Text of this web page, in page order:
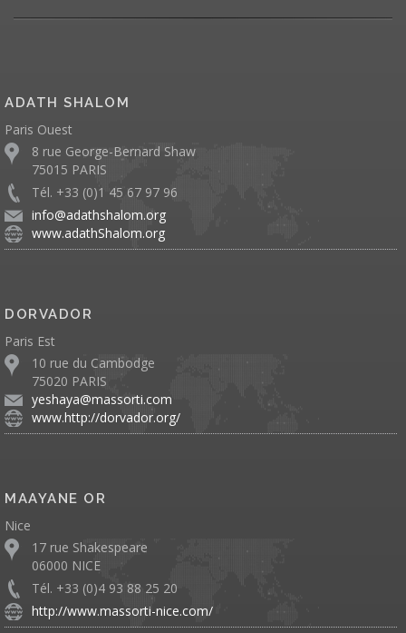
ADATH SHALOM
Paris Ouest
8 rue George-Bernard Shaw
75015 PARIS
Tél. +33 (0)1 45 67 97 96
info@adathshalom.org
www.adathShalom.org
DORVADOR
Paris Est
10 rue du Cambodge
75020 PARIS
yeshaya@massorti.com
www.http://dorvador.org/
MAAYANE OR
Nice
17 rue Shakespeare
06000 NICE
Tél. +33 (0)4 93 88 25 20
http://www.massorti-nice.com/